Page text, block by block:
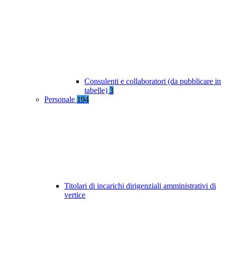
Consulenti e collaboratori (da pubblicare in
tabelle) 3
Personale 194
Titolari di incarichi dirigenziali amministrativi di
vertice